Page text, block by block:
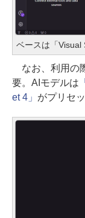
ベースは「Visual
なお、利用の
要。AIモデルは
et 4」 がプリセ